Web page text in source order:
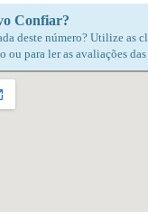
Confiar?
deste número? Utilize as
ou para ler as avaliações das